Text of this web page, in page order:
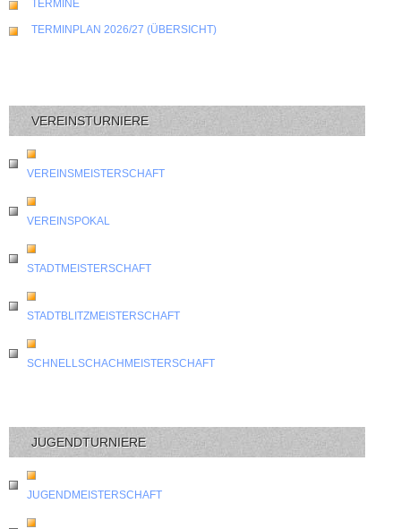
TERMINE
TERMINPLAN 2026/27 (ÜBERSICHT)
VEREINSTURNIERE
VEREINSMEISTERSCHAFT
VEREINSPOKAL
STADTMEISTERSCHAFT
STADTBLITZMEISTERSCHAFT
SCHNELLSCHACHMEISTERSCHAFT
JUGENDTURNIERE
JUGENDMEISTERSCHAFT